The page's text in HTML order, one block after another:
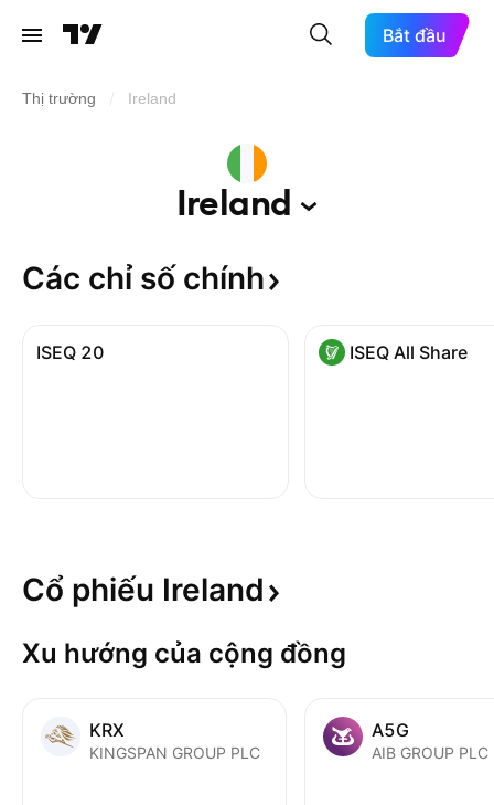
Bắt đầu
Thị trường Ireland
Ireland
Các chỉ số chính
ISEQ 20 ISEQ All Share
Cổ phiếu Ireland
Xu hướng của cộng đồng
KRX
KINGSPAN GROUP PLC
A5G
AIB GROUP PLC